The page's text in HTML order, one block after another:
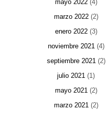
mayo 2022(4)
marzo 2022(2)
enero 2022(3)
noviembre 2021(4)
septiembre 2021(2)
julio 2021 (1)
mayo 2021(2)
marzo 2021(2)